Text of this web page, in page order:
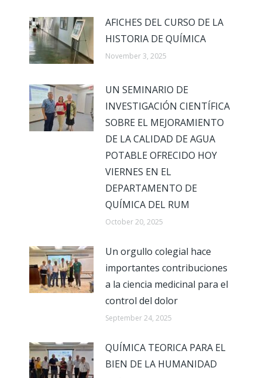
AFICHES DEL CURSO DE LA
HISTORIA DE QUÍMICA
November 3, 2025
UN SEMINARIO DE
INVESTIGACIÓN CIENTÍFICA
SOBRE EL MEJORAMIENTO
DE LA CALIDAD DE AGUA
POTABLE OFRECIDO HOY
VIERNES EN EL
DEPARTAMENTO DE
QUÍMICA DEL RUM
October 20, 2025
Un orgullo colegial hace
importantes contribuciones
a la ciencia medicinal para el
control del dolor
September 24, 2025
QUÍMICA TEORICA PARA EL
BIEN DE LA HUMANIDAD